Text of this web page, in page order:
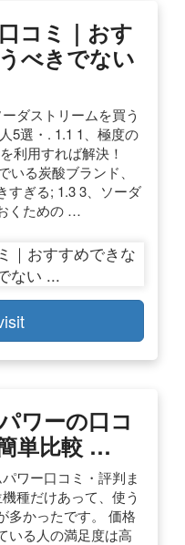
コミ｜おす
べきでない
ダストリームを買う
5選・. 1.1 1、極度の
利用すれば解決！
いる炭酸ブランド、
すぎる; 1.3 3、ソーダ
くための …
ワーの口コ
単比較 …
ワー口コミ・評判ま
種だけあって、使う
多かったです。 価格
いる人の満足度は高